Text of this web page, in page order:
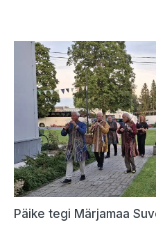
Päike tegi Märjamaa